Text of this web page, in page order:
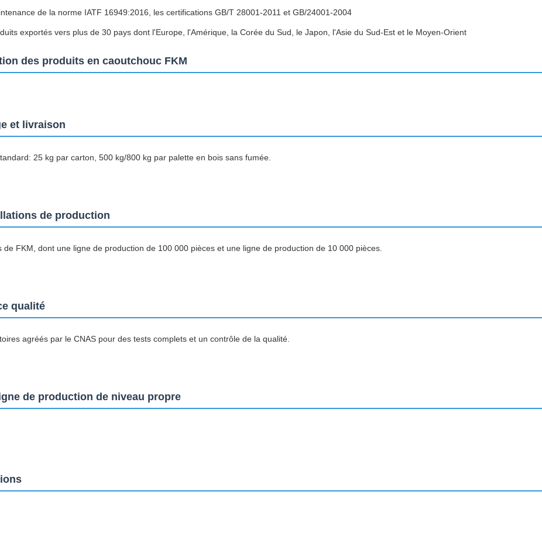
de la norme IATF 16949:2016, les certifications GB/T 28001-2011 et GB/24001-2004
exportés vers plus de 30 pays dont l'Europe, l'Amérique, la Corée du Sud, le Japon, l'Asie du Sud-Est et le Moyen-Orient
des produits en caoutchouc FKM